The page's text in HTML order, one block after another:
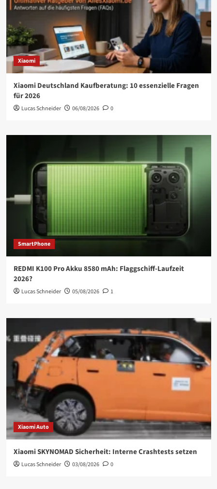
Xiaomi
Xiaomi Deutschland Kaufberatung: 10 essenzielle Fragen
für 2026
Lucas Schneider 06/08/2026 0
SmartPhone
REDMI K100 Pro Akku 8580 mAh: Flaggschiff-Laufzeit
2026?
Lucas Schneider 05/08/2026 1
Xiaomi Auto
Xiaomi SKYNOMAD Sicherheit: Interne Crashtests setzen
Lucas Schneider 03/08/2026 0